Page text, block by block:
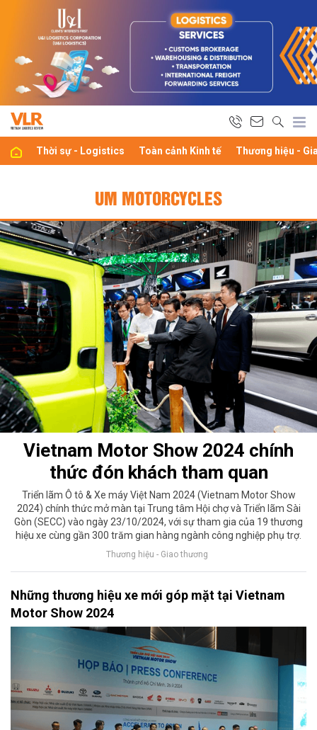
Thời sự - Logistics Toàn cảnh Kinh tế Thương hiệu -
UM MOTORCYCLES
Vietnam Motor Show 2024 chính
thức đón khách tham quan
Triển lãm Ô tô & Xe máy Việt Nam 2024 (Vietnam Motor Show
2024) chính thức mở màn tại Trung tâm Hội chợ và Triển lãm Sài
Gòn (SECC) vào ngày 23/10/2024, với sự tham gia của 19 thương
hiệu xe cùng gần 300 trăm gian hàng ngành công nghiệp phụ trợ.
Thương hiệu - Giao thương
Những thương hiệu xe mới góp mặt tại Vietnam
Motor Show 2024